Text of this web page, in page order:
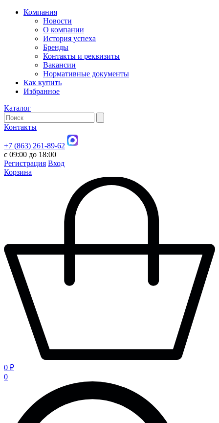
Компания
Новости
О компании
История успеха
Бренды
Контакты и реквизиты
Вакансии
Нормативные документы
Как купить
Избранное
Каталог
Контакты
+7 (863) 261-89-62
с 09:00 до 18:00
Регистрация Вход
Корзина
0 ₽
0